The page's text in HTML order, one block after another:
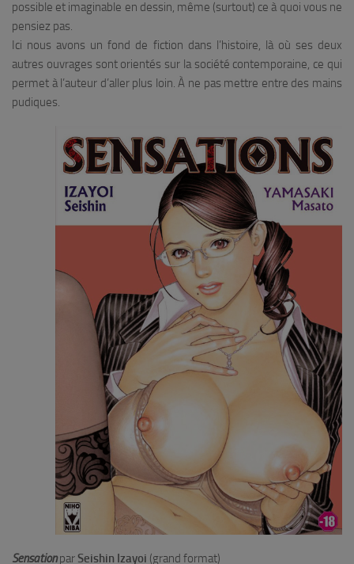
possible et imaginable en dessin, même (surtout) ce à quoi vous ne
pensiez pas.
Ici nous avons un fond de fiction dans l’histoire, là où ses deux
autres ouvrages sont orientés sur la société contemporaine, ce qui
permet à l’auteur d’aller plus loin. À ne pas mettre entre des mains
pudiques.
Sensation parSeishin Izayoi (grand format)